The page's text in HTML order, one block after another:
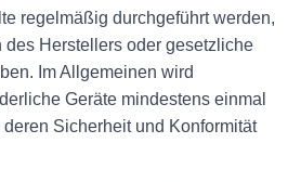
regelmäßig durchgeführt werden,
Herstellers oder gesetzliche
Im Allgemeinen wird
Geräte mindestens einmal
Sicherheit und Konformität